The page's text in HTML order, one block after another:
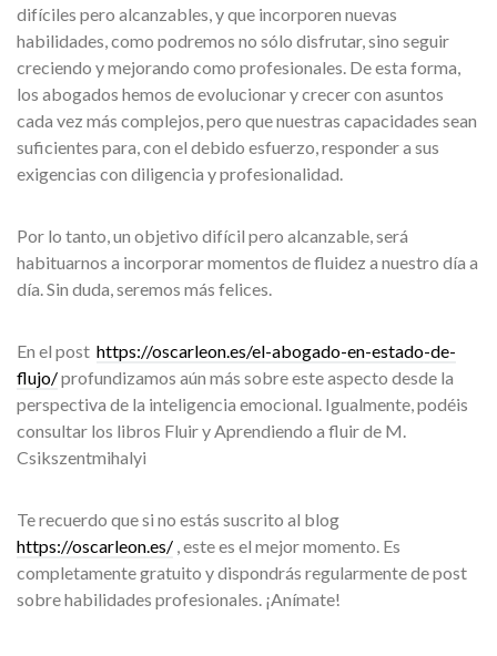
difíciles pero alcanzables, y que incorporen nuevas
habilidades, como podremos no sólo disfrutar, sino seguir
creciendo y mejorando como profesionales. De esta forma,
los abogados hemos de evolucionar y crecer con asuntos
cada vez más complejos, pero que nuestras capacidades sean
suficientes para, con el debido esfuerzo, responder a sus
exigencias con diligencia y profesionalidad.
Por lo tanto, un objetivo difícil pero alcanzable, será
habituarnos a incorporar momentos de fluidez a nuestro día a
día. Sin duda, seremos más felices.
En el post https://oscarleon.es/el-abogado-en-estado-de-
flujo/profundizamos aún más sobre este aspecto desde la
perspectiva de la inteligencia emocional. Igualmente, podéis
consultar los libros Fluir y Aprendiendo a fluir de M.
Csikszentmihalyi
Te recuerdo que si no estás suscrito al blog
https://oscarleon.es/ , este es el mejor momento. Es
completamente gratuito y dispondrás regularmente de post
sobre habilidades profesionales. ¡Anímate!